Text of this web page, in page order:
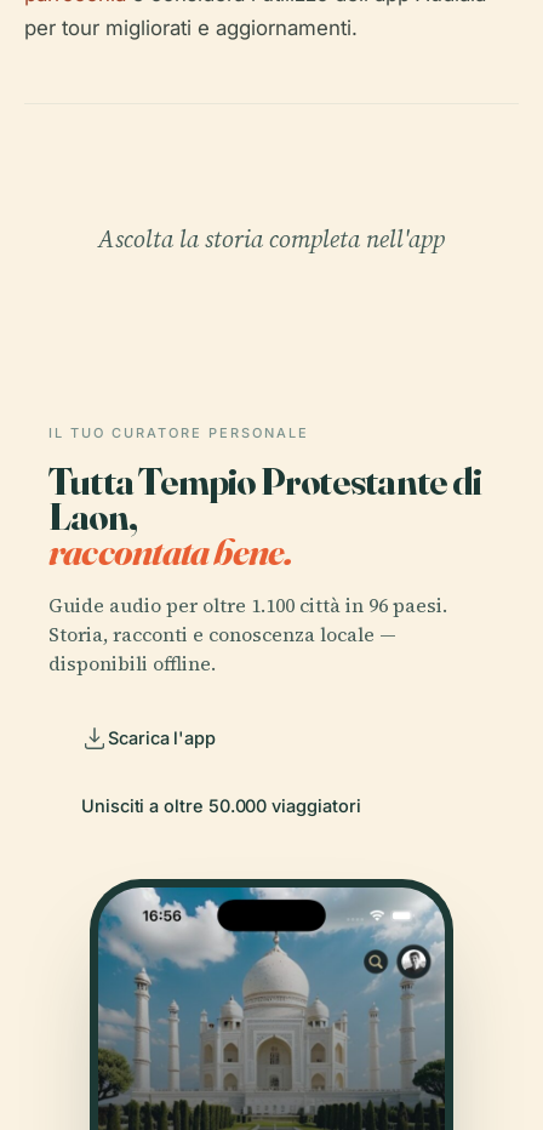
per tour migliorati e aggiornamenti.
Ascolta la storia completa nell'app
IL TUO CURATORE PERSONALE
Tutta Tempio Protestante di
Laon,
raccontata bene.
Guide audio per oltre 1.100 città in 96 paesi.
Storia, racconti e conoscenza locale —
disponibili offline.
Scarica l'app
Unisciti a oltre 50.000 viaggiatori